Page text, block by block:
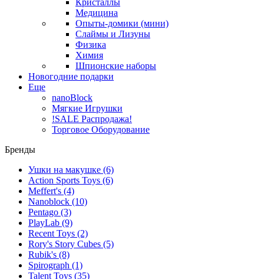
Кристаллы
Медицина
Опыты-домики (мини)
Слаймы и Лизуны
Физика
Химия
Шпионские наборы
Новогодние подарки
Еще
nanoBlock
Мягкие Игрушки
!SALE Распродажа!
Торговое Оборудование
Бренды
Ушки на макушке (6)
Action Sports Toys (6)
Meffert's (4)
Nanoblock (10)
Pentago (3)
PlayLab (9)
Recent Toys (2)
Rory's Story Cubes (5)
Rubik's (8)
Spirograph (1)
Talent Toys (35)